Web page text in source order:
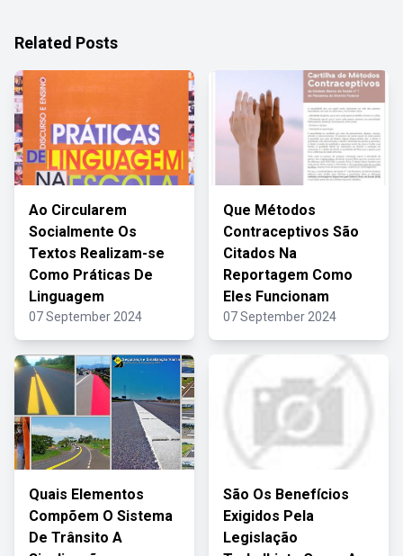
Related Posts
Ao Circularem
Socialmente Os
Textos Realizam-se
Como Práticas De
Linguagem
07 September 2024
Que Métodos
Contraceptivos São
Citados Na
Reportagem Como
Eles Funcionam
07 September 2024
Quais Elementos
Compõem O Sistema
De Trânsito A
São Os Benefícios
Exigidos Pela
Legislação